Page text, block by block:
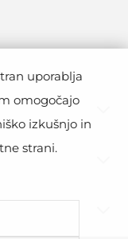
uporablja
omogočajo
izkušnjo in
strani.